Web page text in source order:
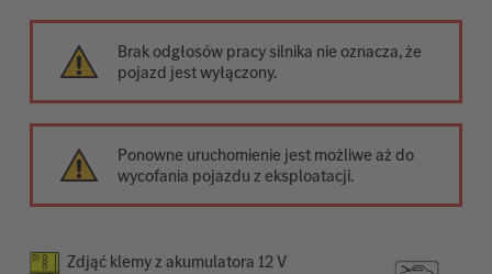
Brak odgłosów pracy silnika nie oznacza, że
pojazd jest wyłączony.
Ponowne uruchomienie jest możliwe aż do
wycofania pojazdu z eksploatacji.
Zdjąć klemy z akumulatora 12 V